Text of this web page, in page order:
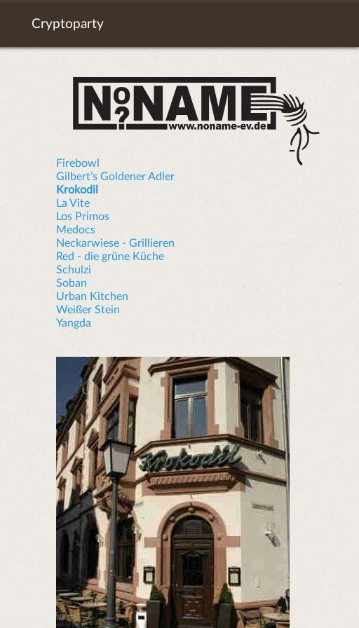
Cryptoparty
Firebowl
Gilbert’s Goldener Adler
Krokodil
La Vite
Los Primos
Medocs
Neckarwiese - Grillieren
Red - die grüne Küche
Schulzi
Soban
Urban Kitchen
Weißer Stein
Yangda